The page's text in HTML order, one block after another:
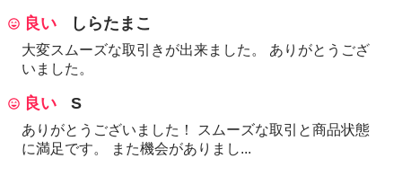
良い しらたまこ
大変スムーズな取引きが出来ました。 ありがとうござ
いました。
良い S
ありがとうございました！ スムーズな取引と商品状態
に満足です。 また機会がありまし...